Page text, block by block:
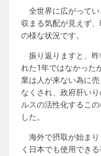
全世界に広がってい
収まる気配が見えず
の様な状況です。
振り返りますと、昨
れた1年ではなかった
業は人が来ない為に
なくされ、政府肝い
ルスの活性化するこ
した。
海外で摂取が始まり
く日本でも使用でき